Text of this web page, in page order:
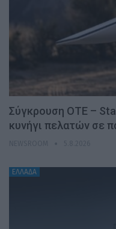
Σύγκρουση ΟΤΕ –
κυνήγι πελατών σε
ΕΛΛΑΔΑ